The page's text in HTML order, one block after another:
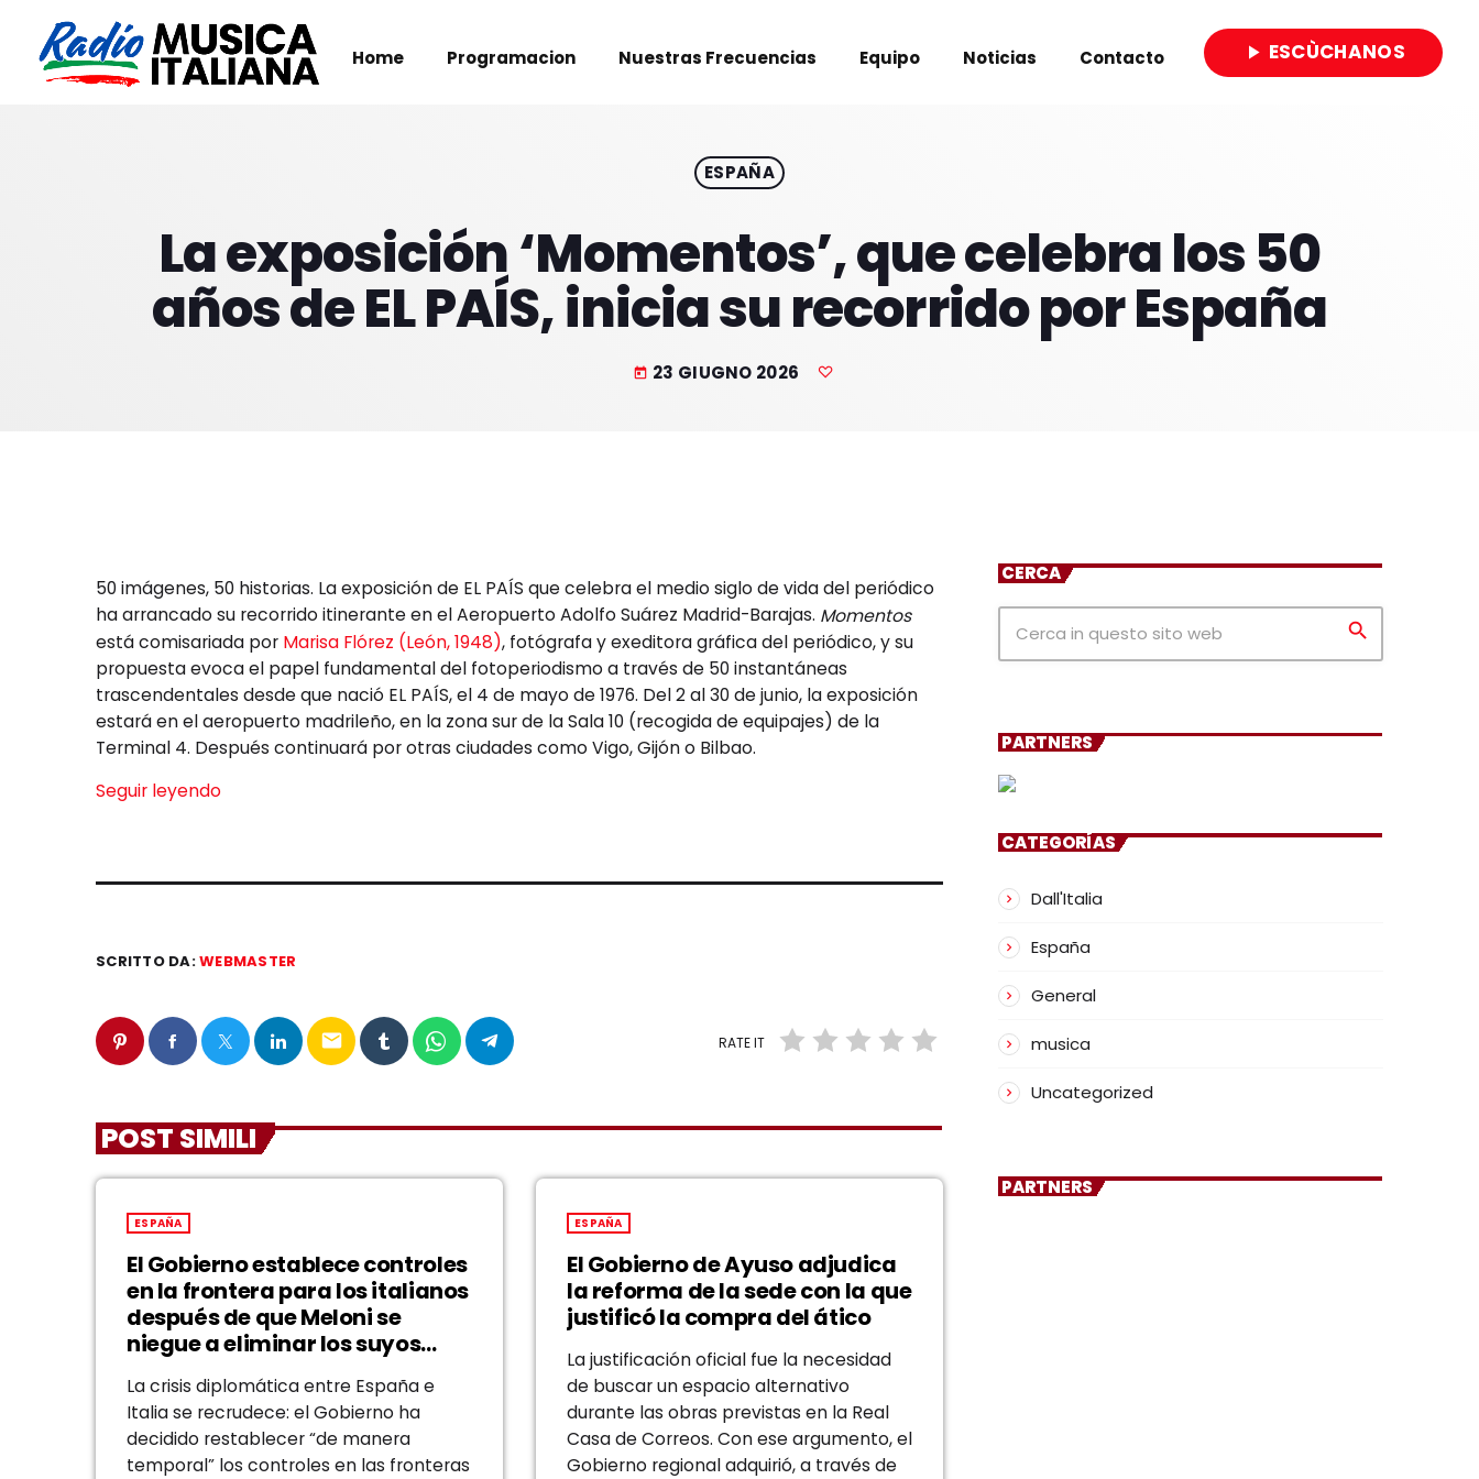
Home Programacion Nuestras Frecuencias Equipo Noticias Contacto play_arrow ESCÙCHANOS
ESPAÑA
La exposición ‘Momentos’, que celebra los 50
años de EL PAÍS, inicia su recorrido por España
today 23 GIUGNO 2026
50 imágenes, 50 historias. La exposición de EL PAÍS que celebra el medio siglo de vida del periódico
ha arrancado su recorrido itinerante en el Aeropuerto Adolfo Suárez Madrid-Barajas. Momentos
está comisariada por Marisa Flórez (León, 1948), fotógrafa y exeditora gráfica del periódico, y su
propuesta evoca el papel fundamental del fotoperiodismo a través de 50 instantáneas
trascendentales desde que nació EL PAÍS, el 4 de mayo de 1976. Del 2 al 30 de junio, la exposición
estará en el aeropuerto madrileño, en la zona sur de la Sala 10 (recogida de equipajes) de la
Terminal 4. Después continuará por otras ciudades como Vigo, Gijón o Bilbao.
Seguir leyendo
SCRITTO DA:WEBMASTER
email RATE IT
POST SIMILI
ESPAÑA
El Gobierno establece controles
en la frontera para los italianos
después de que Meloni se
niegue a eliminar los suyos
para los españoles
La crisis diplomática entre España e
Italia se recrudece: el Gobierno ha
decidido restablecer “de manera
temporal” los controles en las fronteras
ESPAÑA
El Gobierno de Ayuso adjudica
la reforma de la sede con la que
justificó la compra del ático
La justificación oficial fue la necesidad
de buscar un espacio alternativo
durante las obras previstas en la Real
Casa de Correos. Con ese argumento, el
Gobierno regional adquirió, a través de
CERCA
search
PARTNERS
CATEGORÍAS
Dall'Italia
España
General
musica
Uncategorized
PARTNERS